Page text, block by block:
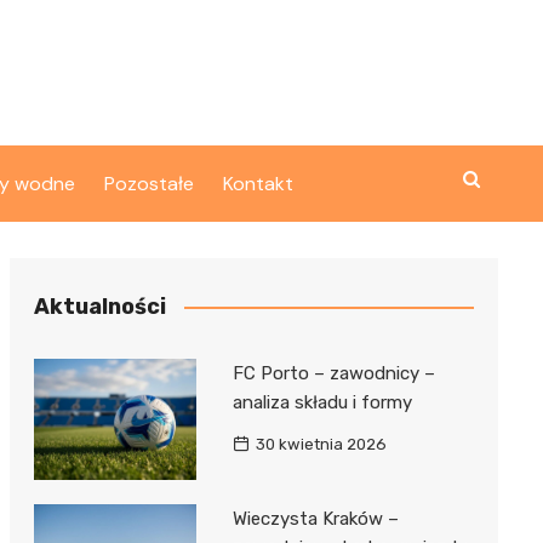
wodne Pozostałe Kontakt
Aktualności
FC Porto – zawodnicy –
analiza składu i formy
30 kwietnia 2026
Wieczysta Kraków –